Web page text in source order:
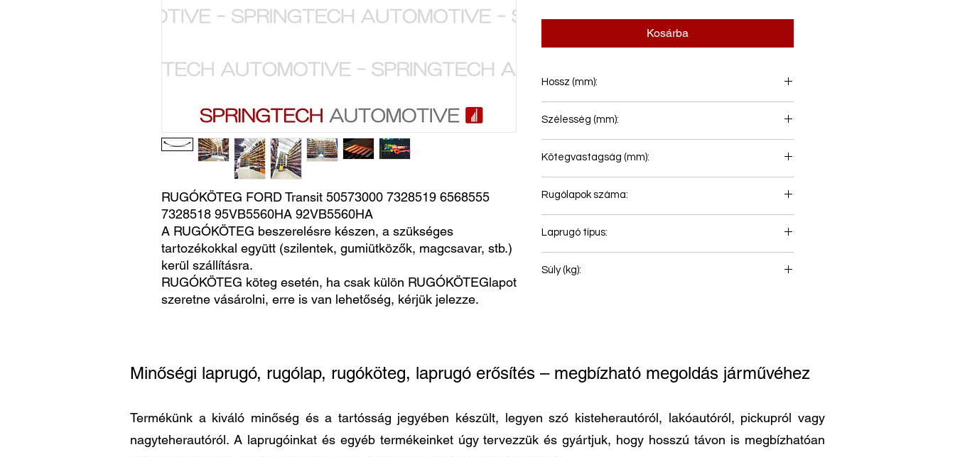
RUGÓKÖTEG FORD Transit 50573000 7328519 6568555
7328518 95VB5560HA 92VB5560HA
A RUGÓKÖTEG beszerelésre készen, a szükséges
tartozékokkal együtt (szilentek, gumiütközők, magcsavar, stb.)
kerül szállításra.
RUGÓKÖTEG köteg esetén, ha csak külön RUGÓKÖTEGlapot
szeretne vásárolni, erre is van lehetőség, kérjük jelezze.
Kosárba
Hossz (mm):
Szélesség (mm):
Kötegvastagság (mm):
Rugólapok száma:
Laprugó típus:
Súly (kg):
Minőségi laprugó, rugólap, rugóköteg, laprugó erősítés – megbízható megoldás járművéhez
Termékünk a kiváló minőség és a tartósság jegyében készült, legyen szó kisteherautóról, lakóautóról, pickupról vagy
nagyteherautóról. A laprugóinkat és egyéb termékeinket úgy tervezzük és gyártjuk, hogy hosszú távon is megbízhatóan